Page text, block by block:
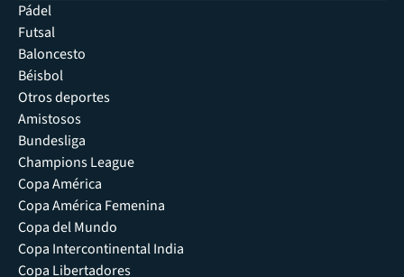
Pádel
Futsal
Baloncesto
Béisbol
Otros deportes
Amistosos
Bundesliga
Champions League
Copa América
Copa América Femenina
Copa del Mundo
Copa Intercontinental India
Copa Libertadores